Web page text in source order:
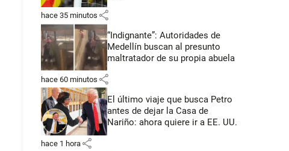
hace 35 minutos share
“Indignante”: Autoridades de
Medellín buscan al presunto
maltratador de su propia abuela
hace 60 minutos share
El último viaje que busca Petro
antes de dejar la Casa de
Nariño: ahora quiere ir a EE. UU.
hace 1 hora share